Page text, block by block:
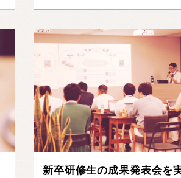
新卒研修生の成果発表会を